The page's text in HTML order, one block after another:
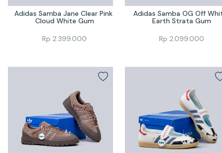
Adidas Samba Jane Clear Pink
Cloud White Gum
Rp 2.399.000
Adidas Samba OG Off
Earth Strata Gum
Rp 2.099.000